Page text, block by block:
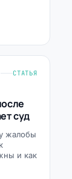
СТАТЬЯ
суд
жалобы
и как